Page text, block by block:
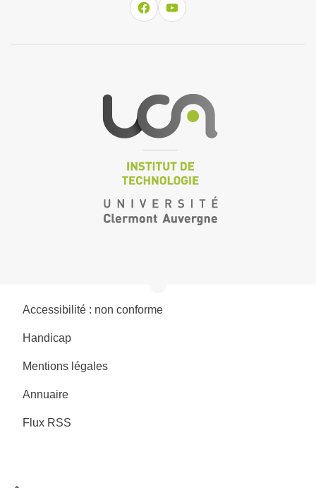
Accessibilité : non conforme
Handicap
Mentions légales
Annuaire
Flux RSS